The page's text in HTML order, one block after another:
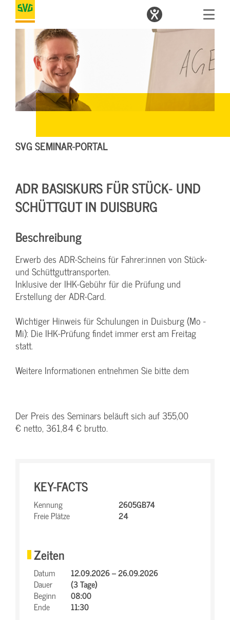
SVG SEMINAR-PORTAL
ADR BASISKURS FÜR STÜCK- UND
SCHÜTTGUT IN DUISBURG
Beschreibung
Erwerb des ADR-Scheins für Fahrer:innen von Stück-
und Schüttguttransporten.
Inklusive der IHK-Gebühr für die Prüfung und
Erstellung der ADR-Card.
Wichtiger Hinweis für Schulungen in Duisburg (Mo -
Mi): Die IHK-Prüfung findet immer erst am Freitag
statt.
Weitere Informationen entnehmen Sie bitte dem
Der Preis des Seminars beläuft sich auf 355,00
€ netto, 361,84 € brutto.
KEY-FACTS
Kennung
2605GB74
Freie Plätze
24
Zeiten
Datum
12.09.2026 – 26.09.2026
Dauer
(3 Tage)
Beginn
08:00
Ende
11:30